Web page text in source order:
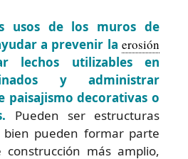
usos de los muros de
a prevenir la erosión
lechos utilizables en
y administrar
paisajismo decorativas o
Pueden ser estructuras
bien pueden formar parte
más amplio,